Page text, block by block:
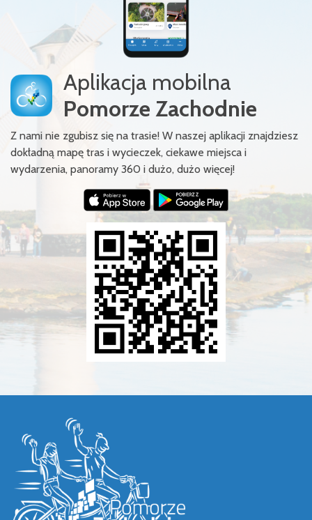
Aplikacja mobilna
Pomorze Zachodnie
Z nami nie zgubisz się na trasie! W naszej aplikacji znajdziesz
dokładną mapę tras i wycieczek, ciekawe miejsca i
wydarzenia, panoramy 360 i dużo, dużo więcej!